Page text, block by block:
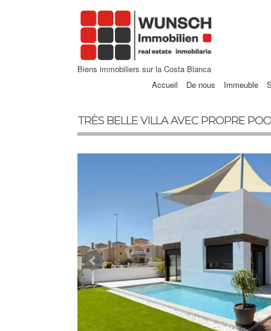
Biens immobiliers sur la Costa Blanca
Accueil
De nous Immeuble
TRÈS BELLE VILLA AVEC PROPRE